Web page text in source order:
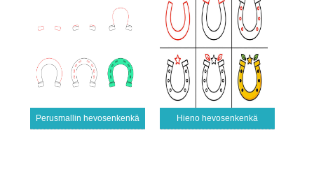
Perusmallin hevosenkenkä Hieno hevosenkenkä